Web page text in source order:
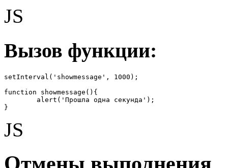
JS
Вызов функции:
setInterval('showmessage', 1000);
function showmessage(){
}
JS